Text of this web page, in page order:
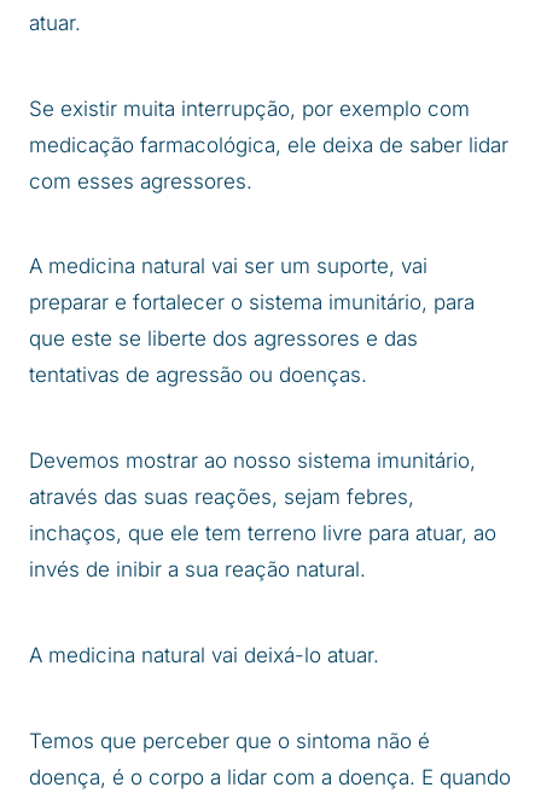
atuar.
Se existir muita interrupção, por exemplo com
medicação farmacológica, ele deixa de saber lidar
com esses agressores.
A medicina natural vai ser um suporte, vai
preparar e fortalecer o sistema imunitário, para
que este se liberte dos agressores e das
tentativas de agressão ou doenças.
Devemos mostrar ao nosso sistema imunitário,
através das suas reações, sejam febres,
inchaços, que ele tem terreno livre para atuar, ao
invés de inibir a sua reação natural.
A medicina natural vai deixá-lo atuar.
Temos que perceber que o sintoma não é
doença, é o corpo a lidar com a doença. E quando